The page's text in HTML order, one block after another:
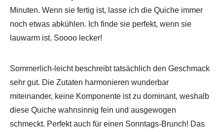
Minuten. Wenn sie fertig ist, lasse ich die Quiche immer
noch etwas abkühlen. Ich finde sie perfekt, wenn sie
lauwarm ist. Soooo lecker!
Sommerlich-leicht beschreibt tatsächlich den Geschmack
sehr gut. Die Zutaten harmonieren wunderbar
miteinander, keine Komponente ist zu dominant, weshalb
diese Quiche wahnsinnig fein und ausgewogen
schmeckt. Perfekt auch für einen Sonntags-Brunch! Das